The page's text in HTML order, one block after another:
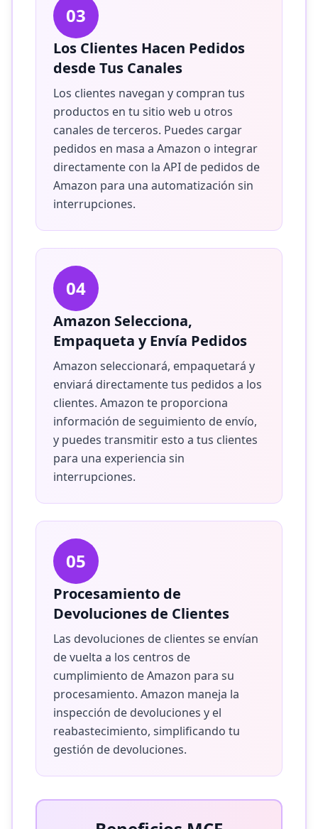
03
Los Clientes Hacen Pedidos
desde Tus Canales
Los clientes navegan y compran tus
productos en tu sitio web u otros
canales de terceros. Puedes cargar
pedidos en masa a Amazon o integrar
directamente con la API de pedidos de
Amazon para una automatización sin
interrupciones.
04
Amazon Selecciona,
Empaqueta y Envía Pedidos
Amazon seleccionará, empaquetará y
enviará directamente tus pedidos a los
clientes. Amazon te proporciona
información de seguimiento de envío,
y puedes transmitir esto a tus clientes
para una experiencia sin
interrupciones.
05
Procesamiento de
Devoluciones de Clientes
Las devoluciones de clientes se envían
de vuelta a los centros de
cumplimiento de Amazon para su
procesamiento. Amazon maneja la
inspección de devoluciones y el
reabastecimiento, simplificando tu
gestión de devoluciones.